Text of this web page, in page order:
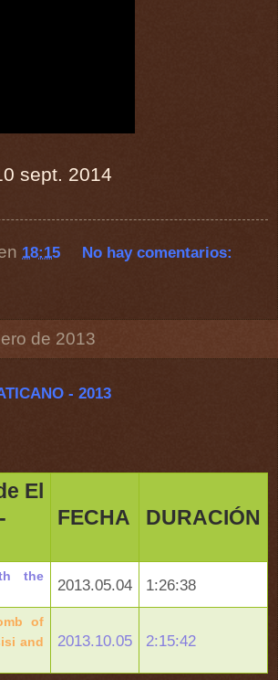
sept. 2014
18:15
No hay comentarios:
de 2013
- 2013
El
FECHA DURACIÓN
the
2013.05.04 1:26:38
of
and
2013.10.05 2:15:42